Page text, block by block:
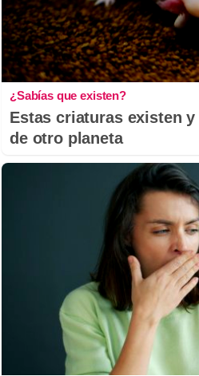
¿Sabías que existen?
Estas criaturas existen
de otro planeta